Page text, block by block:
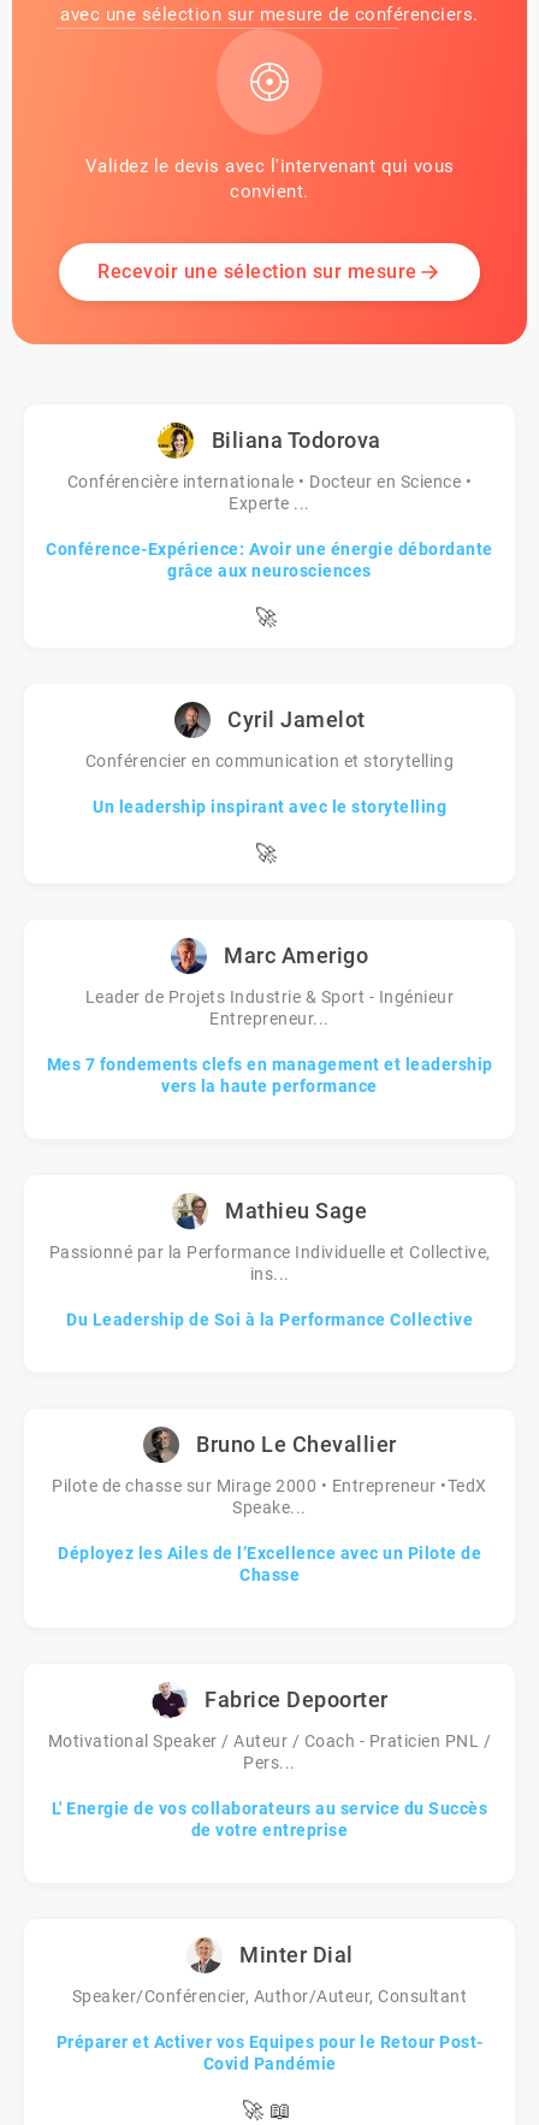
avec une sélection sur mesure de conférenciers.
Validez le devis avec l'intervenant qui vous
convient.
Recevoir une sélection sur mesure
Biliana Todorova
Conférencière internationale • Docteur en Science •
Experte ...
Conférence-Expérience: Avoir une énergie débordante
grâce aux neurosciences
🚀
Cyril Jamelot
Conférencier en communication et storytelling
Un leadership inspirant avec le storytelling
🚀
Marc Amerigo
Leader de Projets Industrie & Sport - Ingénieur
Entrepreneur...
Mes 7 fondements clefs en management et leadership
vers la haute performance
Mathieu Sage
Passionné par la Performance Individuelle et Collective,
ins...
Du Leadership de Soi à la Performance Collective
Bruno Le Chevallier
Pilote de chasse sur Mirage 2000 • Entrepreneur •TedX
Speake...
Déployez les Ailes de l’Excellence avec un Pilote de
Chasse
Fabrice Depoorter
Motivational Speaker / Auteur / Coach - Praticien PNL /
Pers...
L' Energie de vos collaborateurs au service du Succès
de votre entreprise
Minter Dial
Speaker/Conférencier, Author/Auteur, Consultant
Préparer et Activer vos Equipes pour le Retour Post-
Covid Pandémie
🚀 📖